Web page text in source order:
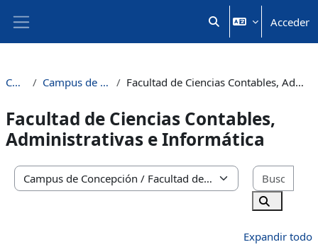
Selector de búsqueda
Acceder
Cursos Campus de Concepción Facultad de Ciencias Contables, Administrativas e Informática
Facultad de Ciencias Contables,
Administrativas e Informática
Categorías
Buscar
Expandir todo